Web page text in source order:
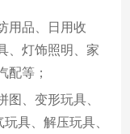
用品、日用收
、灯饰照明、家
配等；
图、变形玩具、
具、解压玩具、